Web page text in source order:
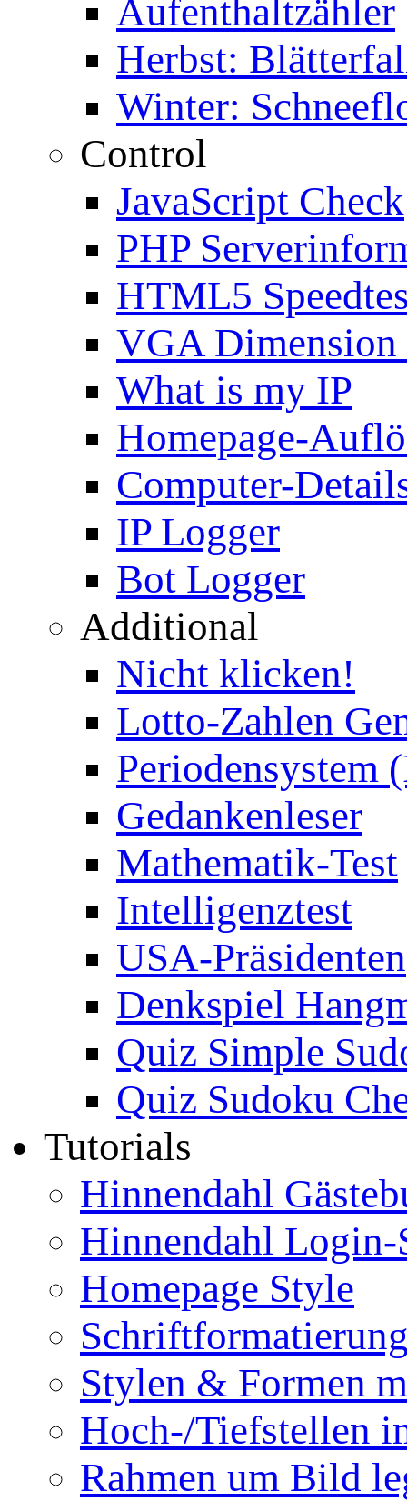
Aufenthaltzähler
Herbst:
Winter:
Control
JavaScript Check
PHP
HTML5
VGA Dimension
What is my IP
Homepage-
Computer-
IP Logger
Bot Logger
Additional
Nicht klicken!
Lotto-Zahlen
Periodensystem
Gedankenleser
Mathematik-Test
Intelligenztest
USA-Präsidenten
Denkspiel
Quiz Simple
Quiz Sudoku
Tutorials
Hinnendahl
Hinnendahl Login-
Homepage Style
Stylen & Formen
Hoch-/Tiefstellen
Rahmen um Bild